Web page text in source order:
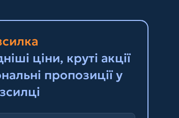
ціни, круті акції
пропозиції у